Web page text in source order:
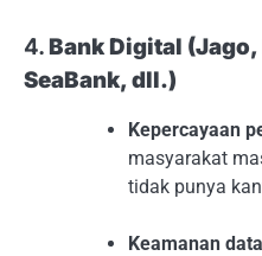
4.Bank Digital
SeaBank, dll.)
Kepercayaan
masyarakat
tidak punya
Keamanan data